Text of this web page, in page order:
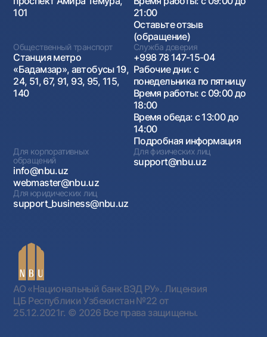
101
21:00
Оставьте отзыв
(обращение)
Общественный транспорт
Станция метро
«Бадамзар», автобусы 19,
24, 51, 67, 91, 93, 95, 115,
140
Служба доверия
+998 78 147-15-04
Рабочие дни: с
понедельника по пятницу
Время работы: с 09:00 до
18:00
Время обеда: с 13:00 до
14:00
Подробная информация
Для корпоративных
обращений
info@nbu.uz
webmaster@nbu.uz
Для физических лиц
support@nbu.uz
Для юридических лиц
support_business@nbu.uz
АО «Национальный банк ВЭД РУ». Лицензия
ЦБ Республики Узбекистан №22 от
25.12.2021г. © 2026 Все права защищены.